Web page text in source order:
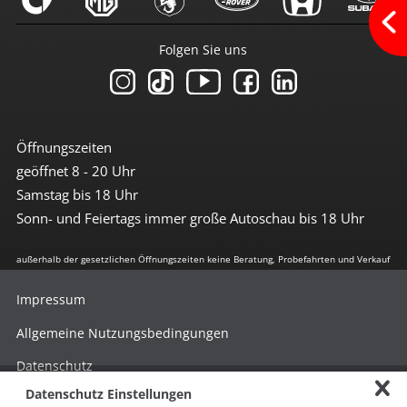
Einparkhilfe hinten
ISOFIX Kindersitzvorrüstung
LED-Tagfahrlicht
Reifendruckkontrolle
Traktionskontrolle
Wegfahrsperre
Antrieb
Automatikgetriebe
E10-geeignet
geregelter Katalysator
Öffnungszeiten
geöffnet 8 - 20 Uhr
Samstag bis 18 Uhr
Sonn- und Feiertags immer große Autoschau bis 18 Uhr
Folgen Sie uns
außerhalb der gesetzlichen Öffnungszeiten keine Beratung, Probefahrten und Verkauf
Impressum
Allgemeine Nutzungsbedingungen
Datenschutz
Hinweisgebersystem nach HinSchG
Datenschutz Einstellungen